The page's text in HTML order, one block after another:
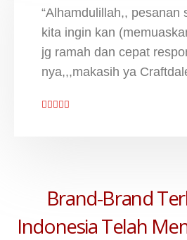
“Alhamdulillah,, pesanan
kita ingin kan
jg ramah dan cepat
nya,,,makasih ya
Brand-Brand
Indonesia Telah